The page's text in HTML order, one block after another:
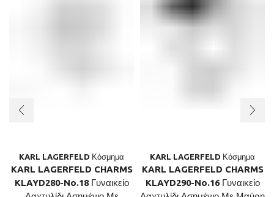
KARL LAGERFELD Κόσμημα
KARL LAGERFELD CHARMS
KLAYD280-No.18 Γυναικείο
KARL LAGERFELD Κόσμημα
KARL LAGERFELD CHARMS
KLAYD290-No.16 Γυναικείο